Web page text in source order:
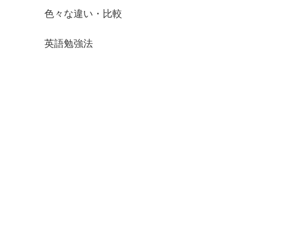
色々な違い・比較
英語勉強法